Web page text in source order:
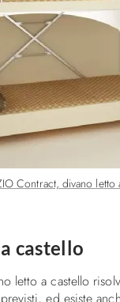
Contract, divano letto
castello
letto a castello